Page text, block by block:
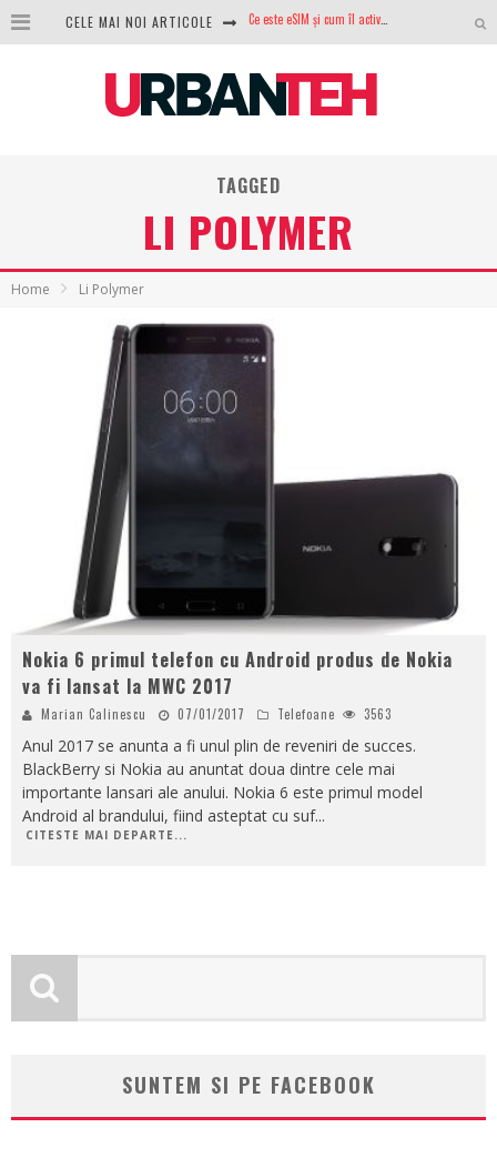
CELE MAI NOI ARTICOLE 100 GB de internet mobil gratuit de la Orange. Fără contract, fără acte și fără obligații
TAGGED
LI POLYMER
Home Li Polymer
Nokia 6 primul telefon cu Android produs de Nokia
va fi lansat la MWC 2017
Marian Calinescu 07/01/2017 Telefoane 3563
Anul 2017 se anunta a fi unul plin de reveniri de succes.
BlackBerry si Nokia au anuntat doua dintre cele mai
importante lansari ale anului. Nokia 6 este primul model
Android al brandului, fiind asteptat cu suf...
CITESTE MAI DEPARTE...
SUNTEM SI PE FACEBOOK